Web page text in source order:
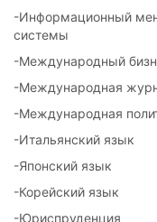
-Информационный
системы
-Международный
-Международная
-Международная
-Итальянский язык
-Японский язык
-Корейский язык
-Юриспруденция